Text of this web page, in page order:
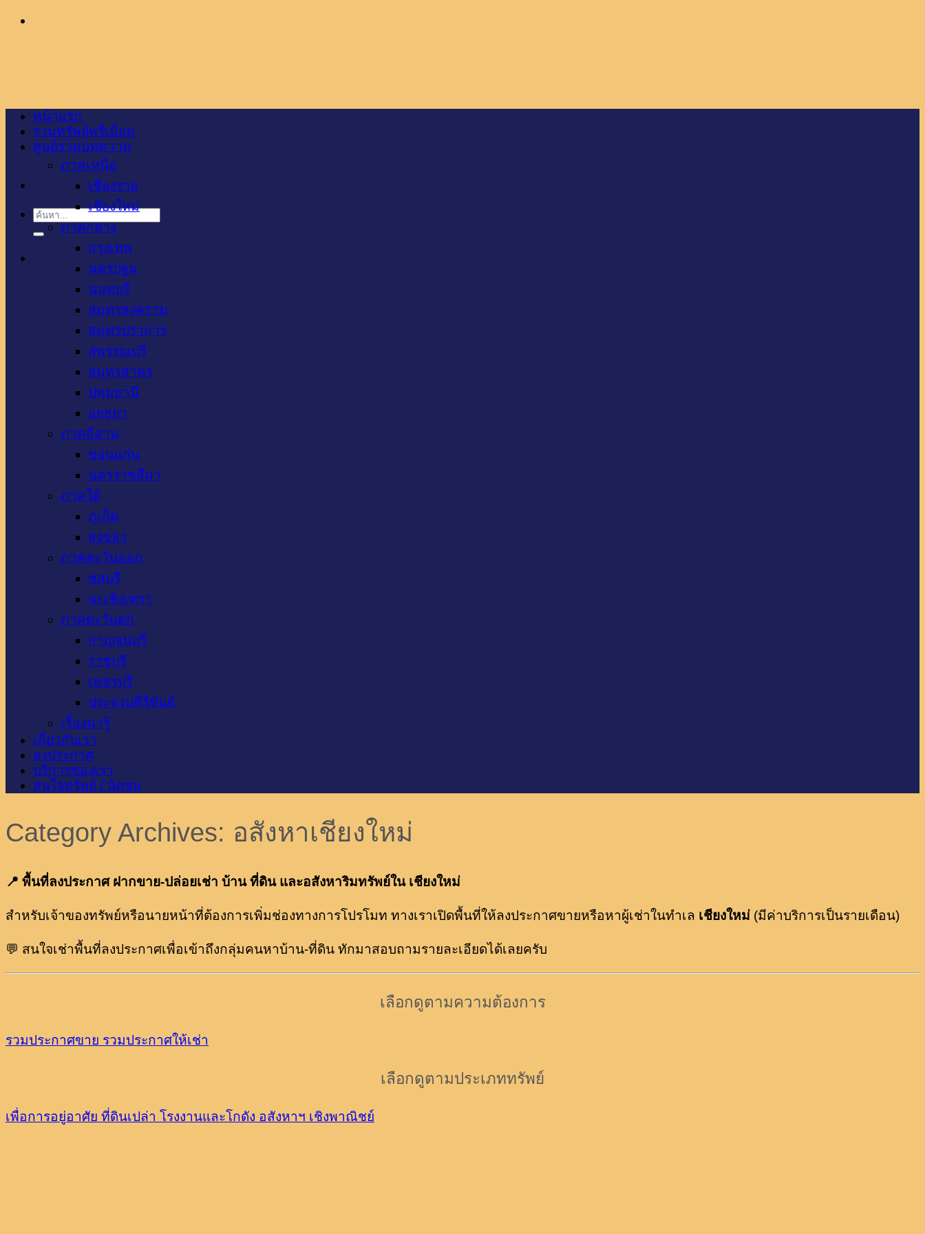
ข้าม
หน้าแรก
รวมทรัพย์พรีเมียม
ศูนย์รวมบทความ
ภาคเหนือ
เชียงราย
เชียงใหม่
ภาคกลาง
กรุงเทพ
นครปฐม
นนทบุรี
สมุทรสงคราม
สมุทรปราการ
สุพรรณบุรี
สมุทรสาคร
ปทุมธานี
อยุธยา
ภาคอีสาน
ขอนแก่น
นครราชสีมา
ภาคใต้
ภูเก็ต
สงขลา
ภาคตะวันออก
ชลบุรี
ฉะเชิงเทรา
ภาคตะวันตก
กาญจนบุรี
ราชบุรี
เพชรบุรี
ประจวบคีรีขันธ์
เรื่องน่ารู้
เกี่ยวกับเรา
ลงประกาศ
บริการของเรา
สนใจทรัพย์ / นัดชม
Category Archives: อสังหาเชียงใหม่
📍 พื้นที่ลงประกาศ ฝากขาย-ปล่อยเช่า บ้าน ที่ดิน และอสังหาริมทรัพย์ใน เชียงใหม่
สำหรับเจ้าของทรัพย์หรือนายหน้าที่ต้องการเพิ่มช่องทางการโปรโมท ทางเราเปิดพื้นที่ให้ลงประกาศขายหรือหาผู้เช่าในทำเล เชียงใหม่ (มีค่าบริการเป็นรายเดือน)
💬 สนใจเช่าพื้นที่ลงประกาศเพื่อเข้าถึงกลุ่มคนหาบ้าน-ที่ดิน ทักมาสอบถามรายละเอียดได้เลยครับ
เลือกดูตามความต้องการ
รวมประกาศขาย รวมประกาศให้เช่า
เลือกดูตามประเภททรัพย์
เพื่อการอยู่อาศัย ที่ดินเปล่า โรงงานและโกดัง อสังหาฯ เชิงพาณิชย์